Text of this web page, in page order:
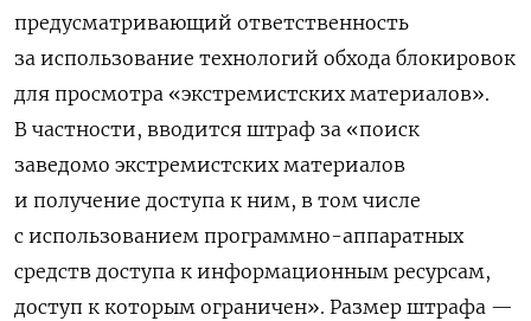
предусматривающий ответственность
за использование технологий обхода блокировок
для просмотра «экстремистских материалов».
В частности, вводится штраф за «поиск
заведомо экстремистских материалов
и получение доступа к ним, в том числе
с использованием программно-аппаратных
средств доступа к информационным ресурсам,
доступ к которым ограничен». Размер штрафа —